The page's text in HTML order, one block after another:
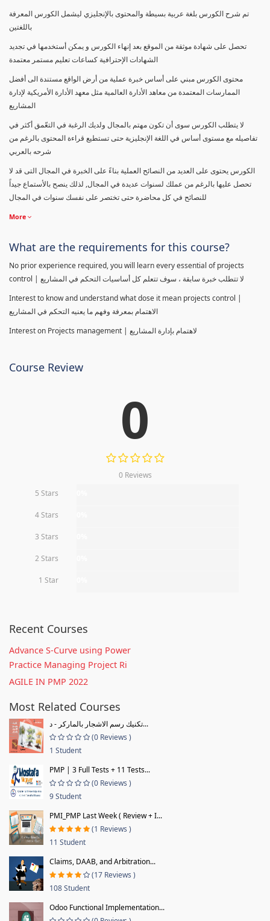
تم شرح الكورس بلغة عربية بسيطة والمحتوى بالإنجليزي ليشمل الكورس المعرفة
باللغتين
تحصل على شهادة موثقة من الموقع بعد إنهاء الكورس و يمكن أستخدمها في تجديد
الشهادات الإحترافية كساعات تعليم مستمر معتمدة
محتوى الكورس مبني على أساس خبرة عملية من أرض الواقع مستندة الى أفضل
الممارسات المعتمدة من معاهد الأدارة العالمية مثل معهد الأدارة الأمريكية لإدارة
المشاريع
لا يتطلب الكورس سوى أن تكون مهتم بالمجال ولديك الرغبة في التعّمق أكثر في
تفاصيله مع مستوى أساس في اللغة الإنجليزية حتى تستطيع قراءة المحتوى بالرغم من
شرحه بالعربي
الكورس يحتوى على العديد من النصائح العملية بناءً على الخبرة في المجال التى قد لا
تحصل عليها بالرغم من عملك لسنوات عديدة في المجال, لذلك ينصح بالأستماع جيداً
للنصائح في كل محاضرة حتى تختصر على نفسك سنوات في المجال
More
What are the requirements for this course?
No prior experience required, you will learn every essential of projects
control | لا تتطلب خبرة سابقة ، سوف تتعلم كل أساسيات التحكم في المشاريع
Interest to know and understand what dose it mean projects control |
الاهتمام بمعرفة وفهم ما يعنيه التحكم في المشاريع
Interest on Projects management | لاهتمام بإدارة المشاريع
Course Review
0
0 Reviews
5 Stars
4 Stars
3 Stars
2 Stars
1 Star
Recent Courses
Advance S-Curve using Power
Practice Managing Project Ri
AGILE IN PMP 2022
Most Related Courses
تكنيك رسم الاشجار بالماركر - د...
(0 Reviews )
1 Student
PMP | 3 Full Tests + 11 Tests...
(0 Reviews )
9 Student
PMI_PMP Last Week ( Review + I...
(1 Reviews )
11 Student
Claims, DAAB, and Arbitration...
(17 Reviews )
108 Student
Odoo Functional Implementation...